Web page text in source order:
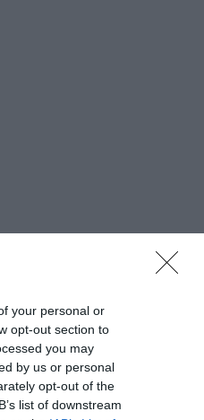
your personal or
opt-out section to
you may
by us or personal
opt-out of the
list of downstream